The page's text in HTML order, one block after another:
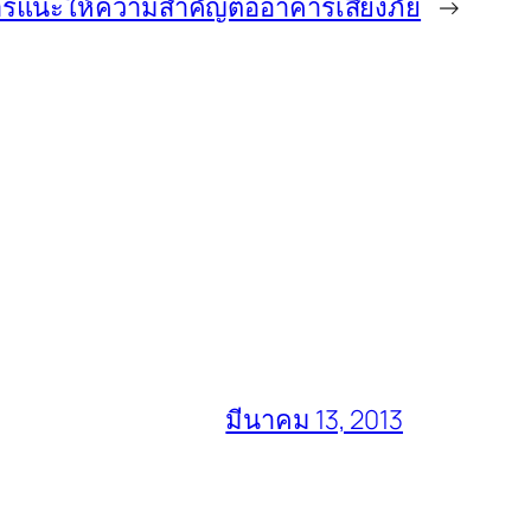
แนะให้ความสำคัญต่ออาคารเสี่ยงภัย →
มีนาคม 13, 2013